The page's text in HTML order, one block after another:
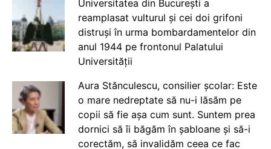
Universitatea din București a
reamplasat vulturul și cei doi grifoni
distruși în urma bombardamentelor din
anul 1944 pe frontonul Palatului
Universității
Aura Stănculescu, consilier școlar: Este
o mare nedreptate să nu-i lăsăm pe
copii să fie așa cum sunt. Suntem prea
dornici să îi băgăm în șabloane și să-i
corectăm, să invalidăm ceea ce fac